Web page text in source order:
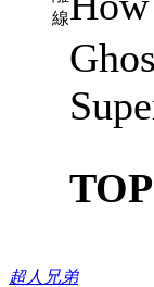
線
TOP
超人兄弟